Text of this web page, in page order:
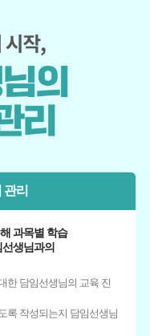
관리
과목별 학습
생님과의
한 담임선생님의 교육 진
록 작성되는지 담임선생님